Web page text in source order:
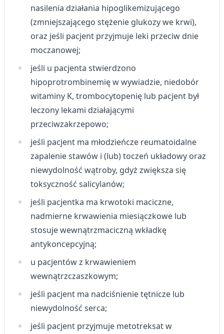
nasilenia działania hipoglikemizującego
(zmniejszającego stężenie glukozy we krwi),
oraz jeśli pacjent przyjmuje leki przeciw dnie
moczanowej;
jeśli u pacjenta stwierdzono
hipoprotrombinemię w wywiadzie, niedobór
witaminy K, trombocytopenię lub pacjent był
leczony lekami działającymi
przeciwzakrzepowo;
jeśli pacjent ma młodzieńcze reumatoidalne
zapalenie stawów i (lub) toczeń układowy oraz
niewydolność wątroby, gdyż zwiększa się
toksyczność salicylanów;
jeśli pacjentka ma krwotoki maciczne,
nadmierne krwawienia miesiączkowe lub
stosuje wewnątrzmaciczną wkładkę
antykoncepcyjną;
u pacjentów z krwawieniem
wewnątrzczaszkowym;
jeśli pacjent ma nadciśnienie tętnicze lub
niewydolność serca;
jeśli pacjent przyjmuje metotreksat w